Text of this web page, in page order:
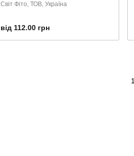
Світ Фіто, ТОВ, Україна
від 112.00 грн
1